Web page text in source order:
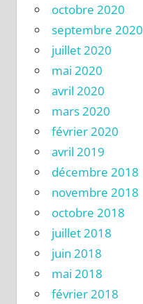
octobre 2020
septembre 2020
juillet 2020
mai 2020
avril 2020
mars 2020
février 2020
avril 2019
décembre 2018
novembre 2018
octobre 2018
juillet 2018
juin 2018
mai 2018
février 2018